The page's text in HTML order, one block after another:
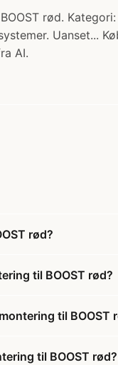
rød.
Uanset...
AI.
rød?
til BOOST rød?
til BOOST
til BOOST rød?